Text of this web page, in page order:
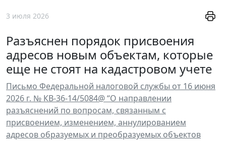
3 июля 2026
Разъяснен порядок присвоения
адресов новым объектам, которые
еще не стоят на кадастровом учете
Письмо Федеральной налоговой службы от 16 июня
2026 г. № КВ-36-14/5084@ “О направлении
разъяснений по вопросам, связанным с
присвоением, изменением, аннулированием
адресов образуемых и преобразуемых объектов